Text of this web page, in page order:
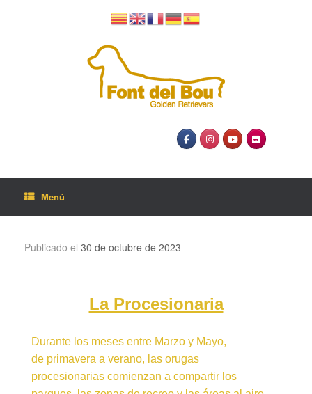
Menú
Publicado el 30 de octubre de 2023
La Procesionaria
Durante los meses entre Marzo y Mayo,
de primavera a verano, las orugas
procesionarias comienzan a compartir los